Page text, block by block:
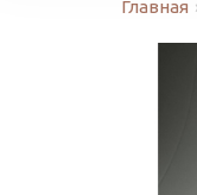
Главная